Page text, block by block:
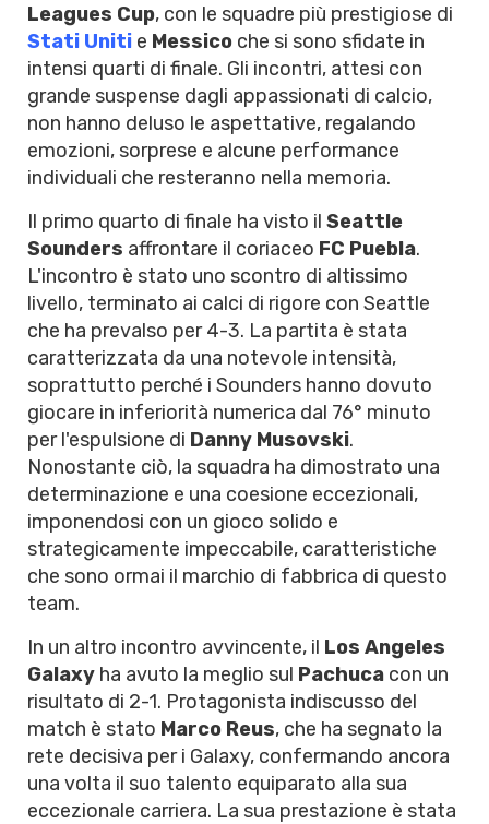
Leagues Cup, con le squadre più prestigiose di
Stati Uniti e Messico che si sono sfidate in
intensi quarti di finale. Gli incontri, attesi con
grande suspense dagli appassionati di calcio,
non hanno deluso le aspettative, regalando
emozioni, sorprese e alcune performance
individuali che resteranno nella memoria.
Il primo quarto di finale ha visto il Seattle
Sounders affrontare il coriaceo FC Puebla.
L'incontro è stato uno scontro di altissimo
livello, terminato ai calci di rigore con Seattle
che ha prevalso per 4-3. La partita è stata
caratterizzata da una notevole intensità,
soprattutto perché i Sounders hanno dovuto
giocare in inferiorità numerica dal 76° minuto
per l'espulsione di Danny Musovski.
Nonostante ciò, la squadra ha dimostrato una
determinazione e una coesione eccezionali,
imponendosi con un gioco solido e
strategicamente impeccabile, caratteristiche
che sono ormai il marchio di fabbrica di questo
team.
In un altro incontro avvincente, il Los Angeles
Galaxy ha avuto la meglio sul Pachuca con un
risultato di 2-1. Protagonista indiscusso del
match è stato Marco Reus, che ha segnato la
rete decisiva per i Galaxy, confermando ancora
una volta il suo talento equiparato alla sua
eccezionale carriera. La sua prestazione è stata